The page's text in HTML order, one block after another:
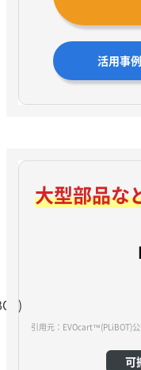
活用事
大型部品な
引用元：EVOcart™(PLiBOT)
可